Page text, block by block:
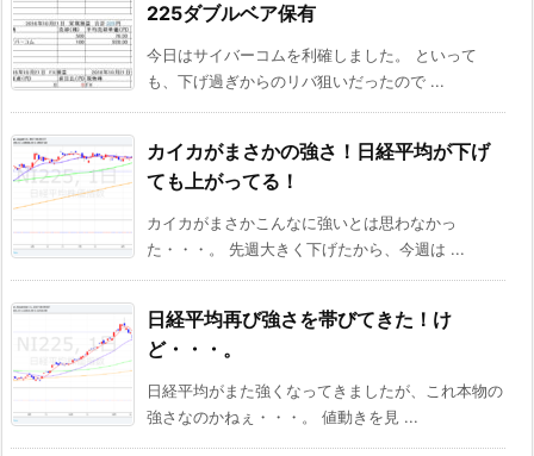
225ダブルベア保有
今日はサイバーコムを利確しました。 といって
も、下げ過ぎからのリバ狙いだったので ...
カイカがまさかの強さ！日経平均が下げ
ても上がってる！
カイカがまさかこんなに強いとは思わなかっ
た・・・。 先週大きく下げたから、今週は ...
日経平均再び強さを帯びてきた！け
ど・・・。
日経平均がまた強くなってきましたが、これ本物の
強さなのかねぇ・・・。 値動きを見 ...